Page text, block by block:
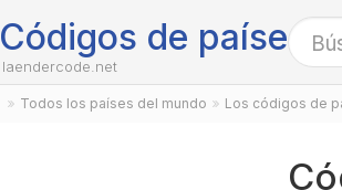
Códigos de países
laendercode.net
Todos los países del mundo Los códigos de